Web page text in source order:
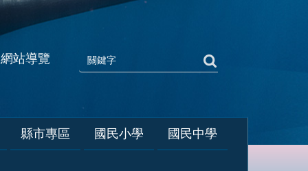
縣市專區 國民小學 國民中學
網站導覽